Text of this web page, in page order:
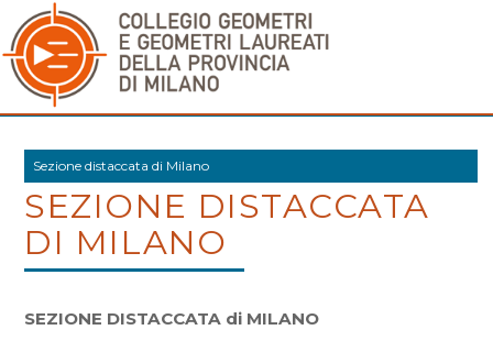
Sezione distaccata di Milano
SEZIONE DISTACCATA
DI MILANO
SEZIONE DISTACCATA di MILANO